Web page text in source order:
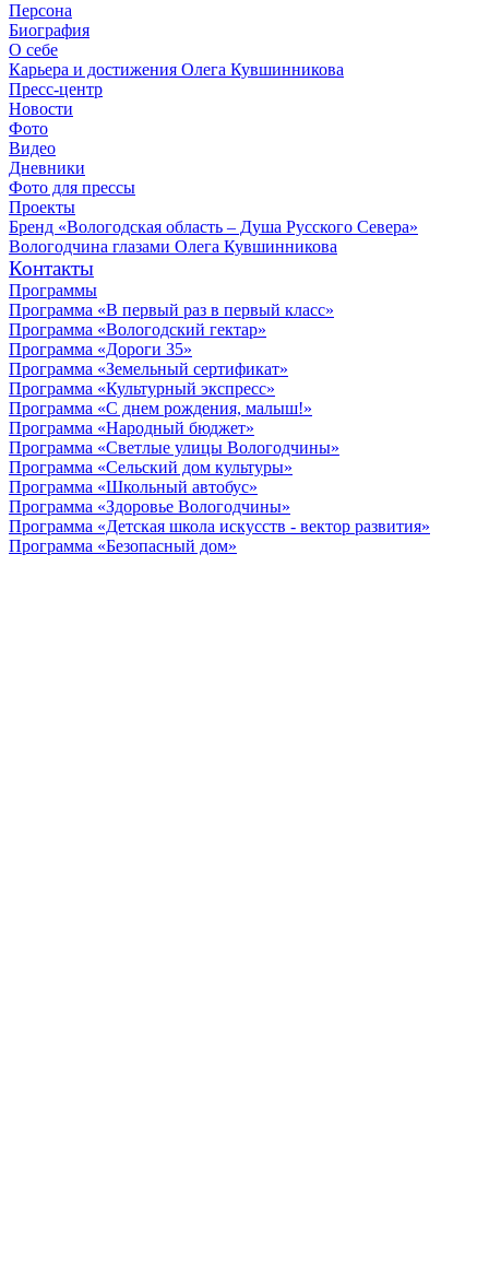
Персона
Биография
О себе
Карьера и достижения Олега Кувшинникова
Пресс-центр
Новости
Фото
Видео
Дневники
Фото для прессы
Проекты
Бренд «Вологодская область – Душа Русского Севера»
Вологодчина глазами Олега Кувшинникова
Контакты
Программы
Программа «В первый раз в первый класс»
Программа «Вологодский гектар»
Программа «Дороги 35»
Программа «Земельный сертификат»
Программа «Культурный экспресс»
Программа «С днем рождения, малыш!»
Программа «Народный бюджет»
Программа «Светлые улицы Вологодчины»
Программа «Сельский дом культуры»
Программа «Школьный автобус»
Программа «Здоровье Вологодчины»
Программа «Детская школа искусств - вектор развития»
Программа «Безопасный дом»